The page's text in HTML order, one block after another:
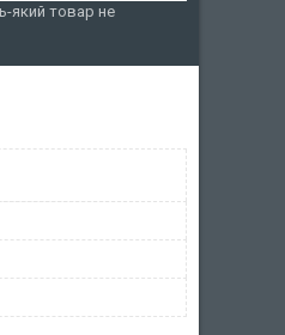
який товар не